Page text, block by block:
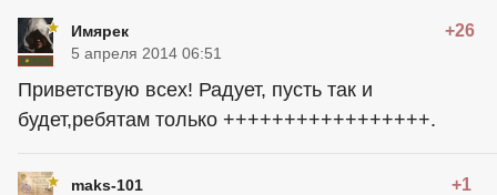
Имярек +26
5 апреля 2014 06:51
Приветствую всех! Радует, пусть так и
будет,ребятам только +++++++++++++++++.
maks-101 +1